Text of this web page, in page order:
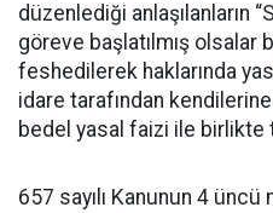
düzenlediği anlaşılanların
göreve başlatılmış olsalar
feshedilerek haklarında
idare tarafından
bedel yasal faizi ile birlikte
657 sayılı Kanunun 4 üncü